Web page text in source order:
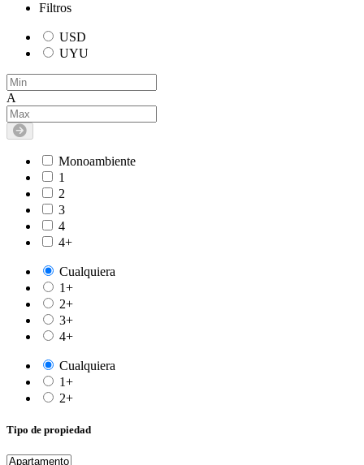
Filtros
USD
UYU
A
Monoambiente
1
2
3
4
4+
Cualquiera
1+
2+
3+
4+
Cualquiera
1+
2+
Tipo de propiedad